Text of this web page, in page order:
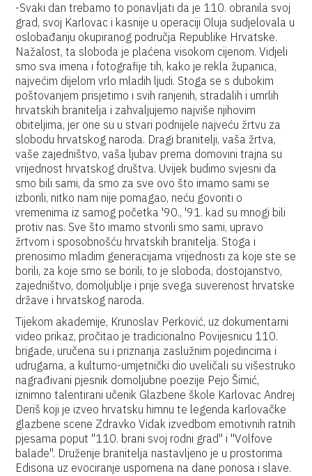
-Svaki dan trebamo to ponavljati da je 110. obranila svoj
grad, svoj Karlovac i kasnije u operaciji Oluja sudjelovala u
oslobađanju okupiranog područja Republike Hrvatske.
Nažalost, ta sloboda je plaćena visokom cijenom. Vidjeli
smo sva imena i fotografije tih, kako je rekla županica,
najvećim dijelom vrlo mladih ljudi. Stoga se s dubokim
poštovanjem prisjetimo i svih ranjenih, stradalih i umrlih
hrvatskih branitelja i zahvaljujemo najviše njihovim
obiteljima, jer one su u stvari podnijele najveću žrtvu za
slobodu hrvatskog naroda. Dragi branitelji, vaša žrtva,
vaše zajedništvo, vaša ljubav prema domovini trajna su
vrijednost hrvatskog društva. Uvijek budimo svjesni da
smo bili sami, da smo za sve ovo što imamo sami se
izborili, nitko nam nije pomagao, neću govoriti o
vremenima iz samog početka '90., '91. kad su mnogi bili
protiv nas. Sve što imamo stvorili smo sami, upravo
žrtvom i sposobnošću hrvatskih branitelja. Stoga i
prenosimo mladim generacijama vrijednosti za koje ste se
borili, za koje smo se borili, to je sloboda, dostojanstvo,
zajedništvo, domoljublje i prije svega suverenost hrvatske
države i hrvatskog naroda.
Tijekom akademije, Krunoslav Perković, uz dokumentarni
video prikaz, pročitao je tradicionalno Povijesnicu 110.
brigade, uručena su i priznanja zaslužnim pojedincima i
udrugama, a kulturno-umjetnički dio uveličali su višestruko
nagrađivani pjesnik domoljubne poezije Pejo Šimić,
iznimno talentirani učenik Glazbene škole Karlovac Andrej
Deriš koji je izveo hrvatsku himnu te legenda karlovačke
glazbene scene Zdravko Vidak izvedbom emotivnih ratnih
pjesama poput "110. brani svoj rodni grad" i "Volfove
balade". Druženje branitelja nastavljeno je u prostorima
Edisona uz evociranje uspomena na dane ponosa i slave.